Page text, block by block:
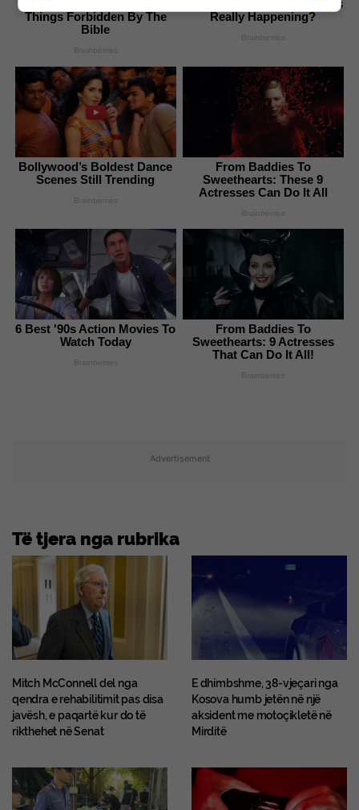
Things Forbidden By The
Bible
Brainberries
I Bet You Didn't Know It Was
Really Happening?
Brainberries
Bollywood’s Boldest Dance
Scenes Still Trending
Brainberries
From Baddies To
Sweethearts: These 9
Actresses Can Do It All
Brainberries
6 Best '90s Action Movies To
Watch Today
Brainberries
From Baddies To
Sweethearts: 9 Actresses
That Can Do It All!
Brainberries
Advertisement
Të tjera nga rubrika
Mitch McConnell del nga
qendra e rehabilitimit pas disa
javësh, e paqartë kur do të
rikthehet në Senat
E dhimbshme, 38-vjeçari nga
Kosova humb jetën në një
aksident me motoçikletë në
Mirditë